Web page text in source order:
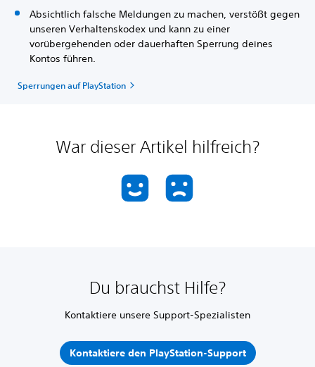
Absichtlich falsche Meldungen zu machen, verstößt gegen
unseren Verhaltenskodex und kann zu einer
vorübergehenden oder dauerhaften Sperrung deines
Kontos führen.
Sperrungen auf PlayStation
War dieser Artikel hilfreich?
Du brauchst Hilfe?
Kontaktiere unsere Support-Spezialisten
Kontaktiere den PlayStation-Support